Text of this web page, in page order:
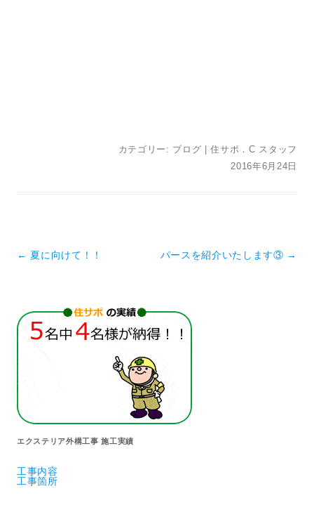
カテゴリー: ブログ |住サポ．C スタッフ
2016年6月24日
投稿ナビゲーション
← 夏に向けて！！ パースを紹介いたします③ →
エクステリア外構工事 施工実績
工事内容
工事箇所